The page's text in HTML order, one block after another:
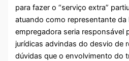
para fazer o “serviço extra”
atuando como representante da
empregadora seria responsável
jurídicas advindas do desvio de
dúvidas que o envolvimento do